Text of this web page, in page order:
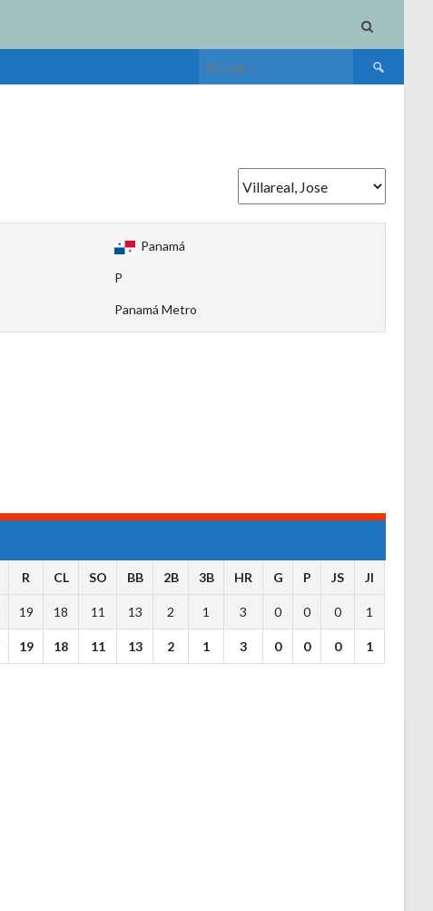
Buscar:
Panamá
P
Panamá Metro
R CL SO BB 2B 3B HR G P JS JI
19 18 11 13 2 1 3 0 0 0 1
19 18 11 13 2 1 3 0 0 0 1